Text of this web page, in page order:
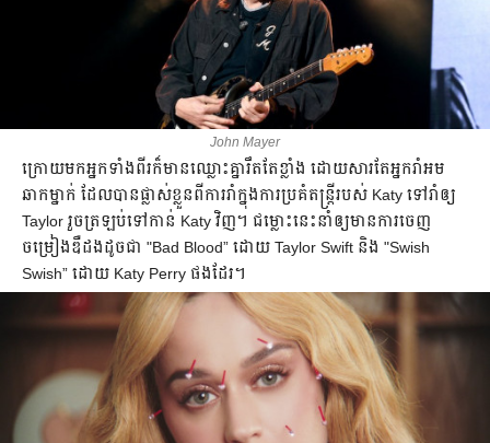
John Mayer
ក្រោយ​មក​អ្នក​ទាំង​ពីរ​ក៏​មាន​ឈ្លោះ​គ្នា​រឹត​តែ​ខ្លាំង ដោយ​សារ​តែ​អ្នក​រាំ​អម​
ឆាក​​ម្នាក់​ ដែល​បាន​ផ្លាស់​ខ្លួន​ពី​ការ​រាំ​ក្នុង​ការ​ប្រគំ​តន្ត្រី​របស់​ Katy ទៅ​រាំ​ឲ្យ
Taylor រួច​ត្រឡប់​ទៅ​កាន់ Katy វិញ។ ជម្លោះ​នេះ​នាំ​ឲ្យ​មាន​ការ​ចេញ​
ចម្រៀង​ឌឺ​ដង​ដូច​ជា "Bad Blood” ដោយ Taylor Swift និង "Swish
Swish” ដោយ Katy Perry ផង​ដែរ។